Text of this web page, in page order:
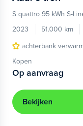
S quattro 95 kWh S-
2023
51.000 km
achterbank
Kopen
Op aanvraag
Bekijken